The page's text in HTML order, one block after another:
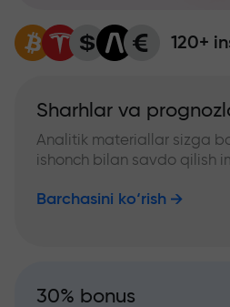
120+
Sharhlar va
Analitik materiallar sizga
ishonch bilan savdo qilish
Barchasini ko‘rish
30% bonus